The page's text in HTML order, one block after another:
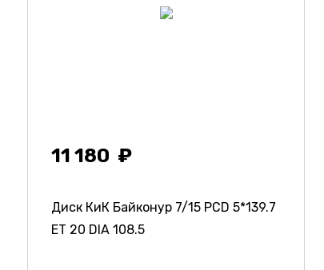
11 180
Диск КиК Байконур 7/15 PCD 5*139.7
ET 20 DIA 108.5